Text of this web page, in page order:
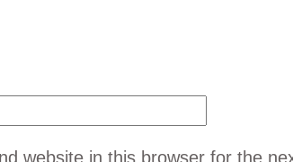
website in this browser for the